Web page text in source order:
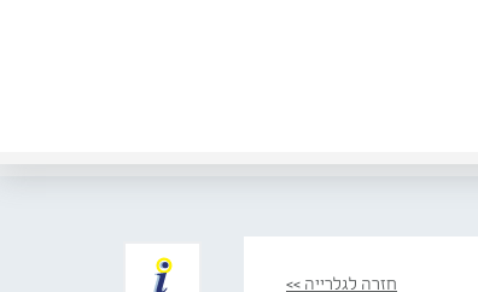
חזרה לגלרייה >>